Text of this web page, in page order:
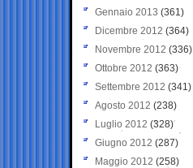
Gennaio 2013 (361)
Dicembre 2012 (364)
Novembre 2012 (336)
Ottobre 2012 (363)
Settembre 2012 (341)
Agosto 2012 (238)
Luglio 2012 (328)
Giugno 2012 (287)
Maggio 2012 (258)